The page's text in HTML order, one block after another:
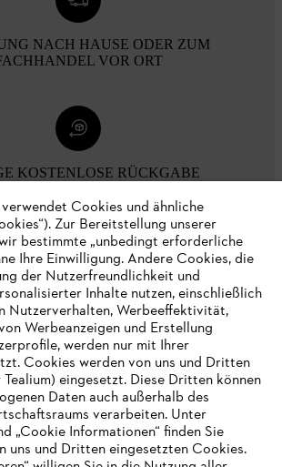
NACH HAUSE ODER ZUM
VOR ORT
KOSTENLOSE RÜCKGABE
Zahlungsmöglichkeiten
Cookies und ähnliche
Zur Bereitstellung unserer
bestimmte „unbedingt erforderliche
Ihre Einwilligung. Andere Cookies, die
der Nutzerfreundlichkeit und
Inhalte nutzen, einschließlich
Nutzerverhalten, Werbeeffektivität,
Werbeanzeigen und Erstellung
werden nur mit Ihrer
Cookies werden von uns und Dritten
eingesetzt. Diese Dritten können
Daten auch außerhalb des
verarbeiten. Unter
„Cookie Informationen“ finden Sie
uns und Dritten eingesetzten Cookies.